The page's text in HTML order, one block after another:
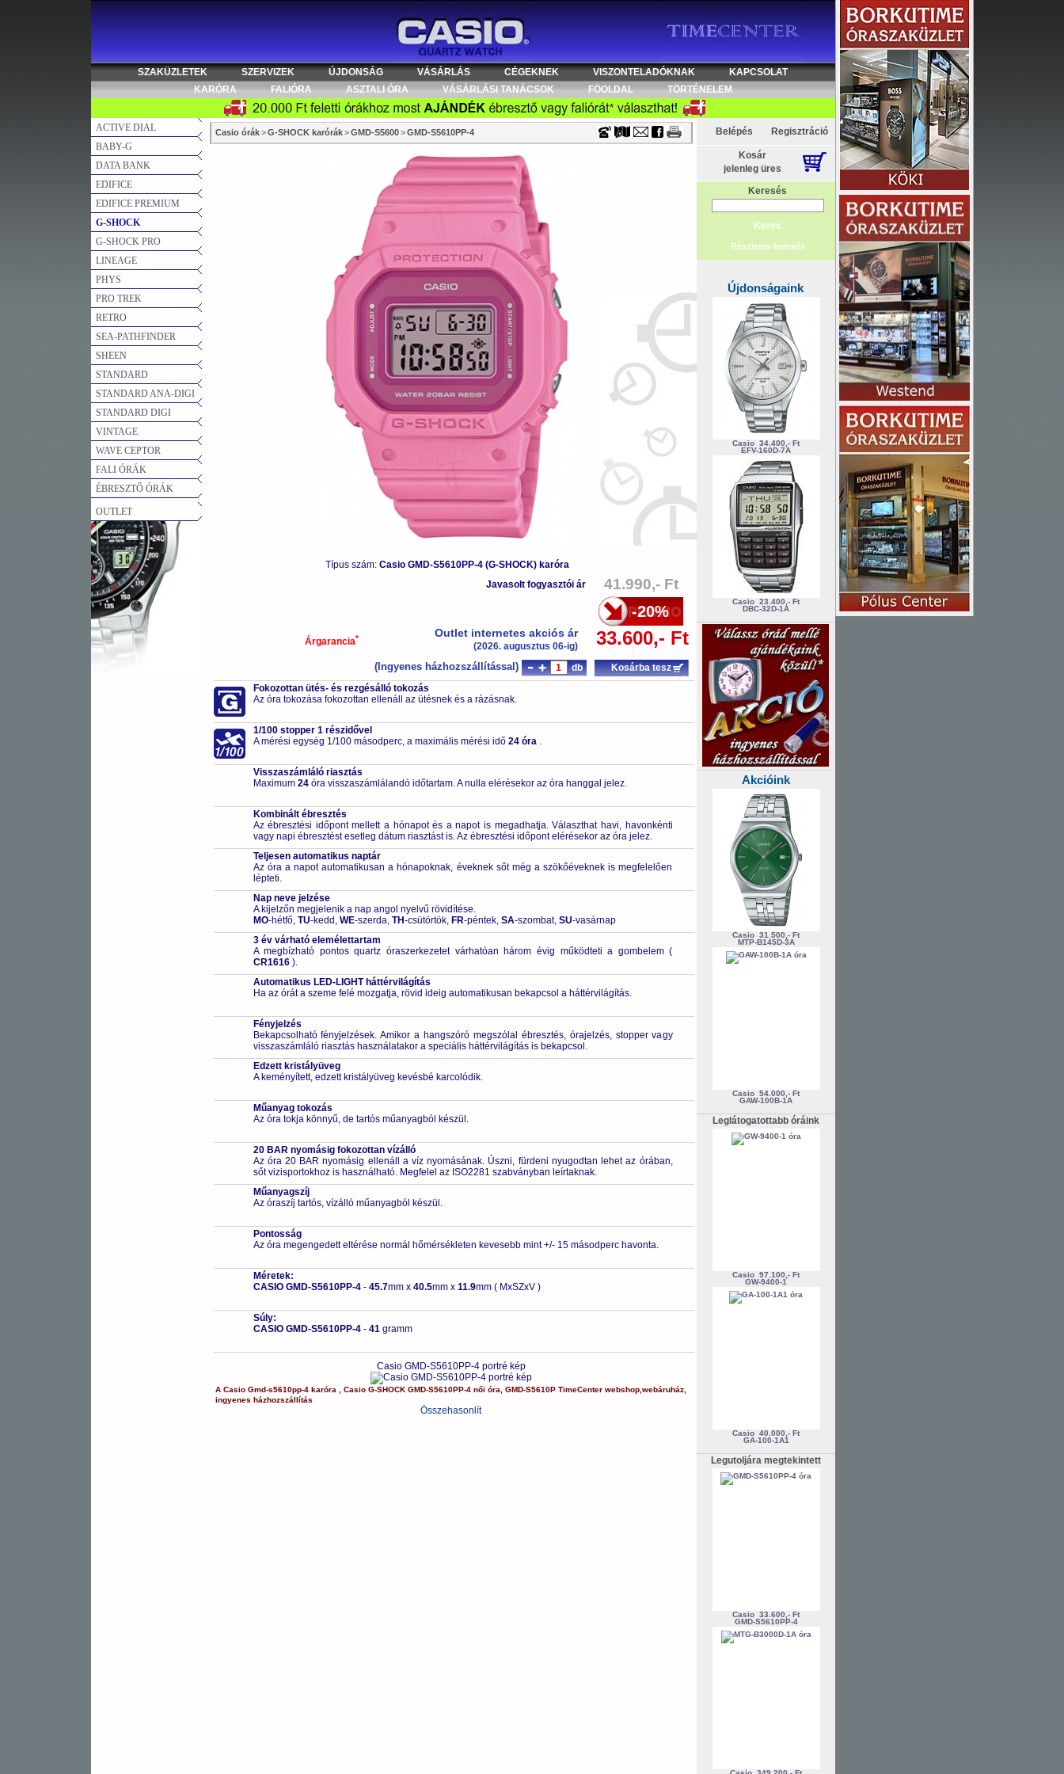
Timecenter
SZAKÜZLETEK SZERVIZEK ÚJDONSÁG VÁSÁRLÁS CÉGEKNEK VISZONTELADÓKNAK
KAPCSOLAT
KARÓRA
FALIÓRA ASZTALI ÓRA VÁSÁRLÁSI TANÁCSOK FÖOLDAL TÖRTÉNELEM
ACTIVE DIAL
BABY-G
DATA BANK
EDIFICE
EDIFICE PREMIUM
G-SHOCK
G-SHOCK PRO
LINEAGE
PHYS
PRO TREK
RETRO
SEA-PATHFINDER
SHEEN
STANDARD
STANDARD ANA-DIGI
STANDARD DIGI
VINTAGE
WAVE CEPTOR
FALI ÓRÁK
ÉBRESZTŐ ÓRÁK
OUTLET
Casio órák > G-SHOCK karórák > GMD-S5600 > GMD-S5610PP-4
Típus szám: Casio GMD-S5610PP-4 (G-SHOCK) karóra
Javasolt fogyasztói ár
41.990,- Ft
Árgarancia*
-20%
Outlet internetes akciós ár
(2026. augusztus 06-ig) 33.600,- Ft
(Ingyenes házhozszállítással) db
Kosárba tesz
Fokozottan ütés- és rezgésálló tokozás
Az óra tokozása fokozottan ellenáll az ütésnek és a rázásnak.
1/100 stopper 1 részidővel
A mérési egység 1/100 másodperc, a maximális mérési idő 24 óra .
Visszaszámláló riasztás
Maximum 24óra visszaszámlálandó időtartam. A nulla elérésekor az óra hanggal jelez.
Kombinált ébresztés
Az ébresztési időpont mellett a hónapot és a napot is megadhatja. Választhat havi, havonkénti
vagy napi ébresztést esetleg dátum riasztást is. Az ébresztési időpont elérésekor az óra jelez.
Teljesen automatikus naptár
Az óra a napot automatikusan a hónapoknak, éveknek sőt még a szökőéveknek is megfelelően
lépteti.
Nap neve jelzése
A kijelzőn megjelenik a nap angol nyelvű rövidítése.
MO-hétfő, TU-kedd, WE-szerda, TH-csütörtök, FR-péntek, SA-szombat, SU-vasárnap
3 év várható elemélettartam
A megbízható pontos quartz óraszerkezetet várhatóan három évig működteti a gombelem (
CR1616).
Automatikus LED-LIGHT háttérvilágítás
Ha az órát a szeme felé mozgatja, rövid ideig automatikusan bekapcsol a háttérvilágítás.
Fényjelzés
Bekapcsolható fényjelzések. Amikor a hangszóró megszólal ébresztés, órajelzés, stopper vagy
visszaszámláló riasztás használatakor a speciális háttérvilágítás is bekapcsol.
Edzett kristályüveg
A keményített, edzett kristályüveg kevésbé karcolódik.
Műanyag tokozás
Az óra tokja könnyű, de tartós műanyagból készül.
20 BAR nyomásig fokozottan vízálló
Az óra 20 BAR nyomásig ellenáll a víz nyomásának. Úszni, fürdeni nyugodtan lehet az órában,
sőt vizisportokhoz is használható. Megfelel az ISO2281 szabványban leírtaknak.
Műanyagszíj
Az óraszíj tartós, vízálló műanyagból készül.
Pontosság
Az óra megengedett eltérése normál hőmérsékleten kevesebb mint +/- 15 másodperc havonta.
Méretek:
CASIO GMD-S5610PP-4- 45.7mm x 40.5mm x 11.9mm ( MxSZxV )
Súly:
CASIO GMD-S5610PP-4- 41 gramm
Casio GMD-S5610PP-4 portré kép
A Casio Gmd-s5610pp-4 karóra Casio G-SHOCK GMD-S5610PP-4 női óra GMD-S5610P TimeCenter webshop, webáruház,
ingyenes házhozszállítás
Összehasonlít
Belépés Regisztráció
Kosár
jelenleg üres
Keresés
Részletes keresés
Újdonságaink
Casio 34.400,- Ft
EFV-160D-7A
Casio 23.400,- Ft
DBC-32D-1A
Akcióink
Casio 31.500,- Ft
MTP-B145D-3A
Casio 54.000,- Ft
GAW-100B-1A
Leglátogatottabb óráink
Casio 97.100,- Ft
GW-9400-1
Casio 40.000,- Ft
GA-100-1A1
Legutoljára megtekintett
Casio 33.600,- Ft
GMD-S5610PP-4